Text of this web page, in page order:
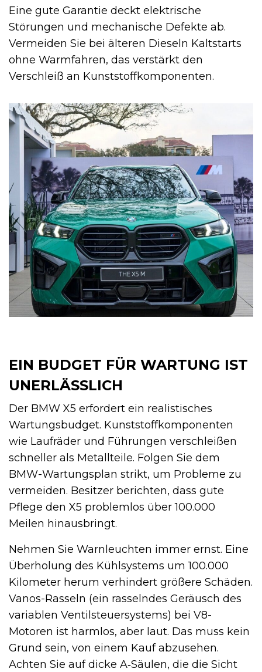
Eine gute Garantie deckt elektrische
Störungen und mechanische Defekte ab.
Vermeiden Sie bei älteren Dieseln Kaltstarts
ohne Warmfahren, das verstärkt den
Verschleiß an Kunststoffkomponenten.
EIN BUDGET FÜR WARTUNG IST
UNERLÄSSLICH
Der BMW X5 erfordert ein realistisches
Wartungsbudget. Kunststoffkomponenten
wie Laufräder und Führungen verschleißen
schneller als Metallteile. Folgen Sie dem
BMW-Wartungsplan strikt, um Probleme zu
vermeiden. Besitzer berichten, dass gute
Pflege den X5 problemlos über 100.000
Meilen hinausbringt.
Nehmen Sie Warnleuchten immer ernst. Eine
Überholung des Kühlsystems um 100.000
Kilometer herum verhindert größere Schäden.
Vanos-Rasseln (ein rasselndes Geräusch des
variablen Ventilsteuersystems) bei V8-
Motoren ist harmlos, aber laut. Das muss kein
Grund sein, von einem Kauf abzusehen.
Achten Sie auf dicke A‑Säulen, die die Sicht